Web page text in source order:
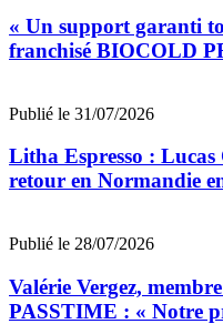
« Un support garanti
franchisé BIOCOLD
Publié le 31/07/2026
Litha Espresso :
retour en Normandie
Publié le 28/07/2026
Valérie Vergez,
PASSTIME : « Notre